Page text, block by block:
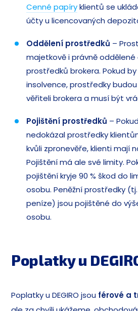
Cenné papíryklientů se
účty u licencovaných
Oddělení prostředků –
majetkově i právně
prostředků brokera. Pokud
insolvence, prostředky
věřiteli brokera a musí být
Pojištění prostředků –
nedokázal prostředky
kvůli zpronevěře, klienti mají
Pojištění má ale své limity.
pojištění kryje 90 % škod do
osobu. Peněžní prostředky
peníze) jsou pojištěné do
osobu.
Poplatky u
Poplatky u DEGIRO jsou férové a